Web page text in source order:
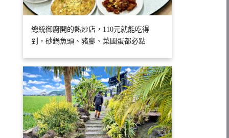
總統御廚開的熱炒店，110元就能吃得
到，砂鍋魚頭、豬腳、菜圃蛋都必點